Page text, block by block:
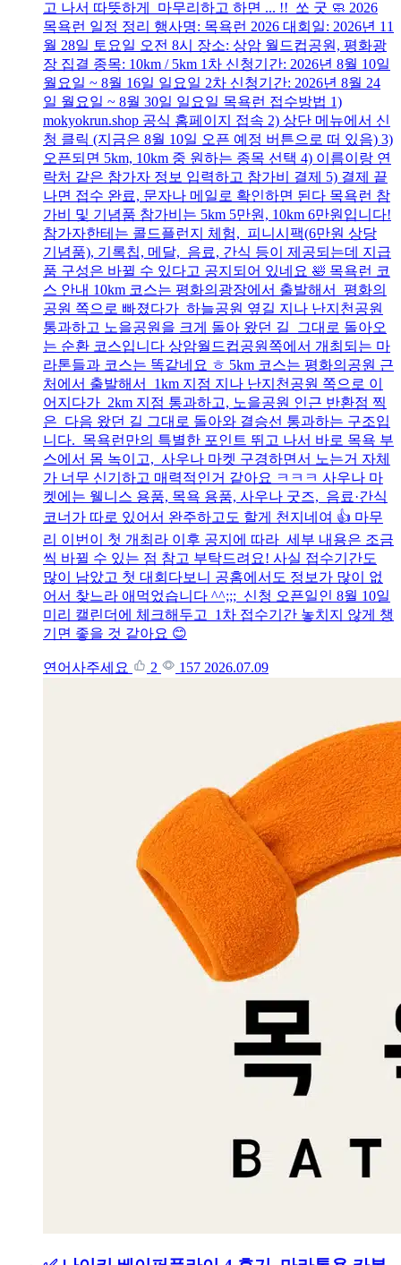
고 나서 따뜻하게 마무리하고 하면 ... !! 쏘 굿 🧼 2026
목욕런 일정 정리 행사명: 목욕런 2026 대회일: 2026년 11
월 28일 토요일 오전 8시 장소: 상암 월드컵공원, 평화광
장 집결 종목: 10km / 5km 1차 신청기간: 2026년 8월 10일
월요일 ~ 8월 16일 일요일 2차 신청기간: 2026년 8월 24
일 월요일 ~ 8월 30일 일요일 목욕런 접수방법 1)
mokyokrun.shop 공식 홈페이지 접속 2) 상단 메뉴에서 신
청 클릭 (지금은 8월 10일 오픈 예정 버튼으로 떠 있음) 3)
오픈되면 5km, 10km 중 원하는 종목 선택 4) 이름이랑 연
락처 같은 참가자 정보 입력하고 참가비 결제 5) 결제 끝
나면 접수 완료, 문자나 메일로 확인하면 된다 목욕런 참
가비 및 기념품 참가비는 5km 5만원, 10km 6만원입니다!
참가자한테는 콜드플런지 체험, 피니시팩(6만원 상당
기념품), 기록칩, 메달, 음료, 간식 등이 제공되는데 지급
품 구성은 바뀔 수 있다고 공지되어 있네요 🛀 목욕런 코
스 안내 10km 코스는 평화의광장에서 출발해서 평화의
공원 쪽으로 빠졌다가 하늘공원 옆길 지나 난지천공원
통과하고 노을공원을 크게 돌아 왔던 길 그대로 돌아오
는 순환 코스입니다 상암월드컵공원쪽에서 개최되는 마
라톤들과 코스는 똑같네요 ㅎ 5km 코스는 평화의공원 근
처에서 출발해서 1km 지점 지나 난지천공원 쪽으로 이
어지다가 2km 지점 통과하고, 노을공원 인근 반환점 찍
은 다음 왔던 길 그대로 돌아와 결승선 통과하는 구조입
니다. 목욕런만의 특별한 포인트 뛰고 나서 바로 목욕 부
스에서 몸 녹이고, 사우나 마켓 구경하면서 노는거 자체
가 너무 신기하고 매력적인거 같아요 ㅋㅋㅋ 사우나 마
켓에는 웰니스 용품, 목욕 용품, 사우나 굿즈, 음료·간식
코너가 따로 있어서 완주하고도 할게 천지네여 👍 마무
리 이번이 첫 개최라 이후 공지에 따라 세부 내용은 조금
씩 바뀔 수 있는 점 참고 부탁드려요! 사실 접수기간도
많이 남았고 첫 대회다보니 공홈에서도 정보가 많이 없
어서 찾느라 애먹었습니다 ^^;;; 신청 오픈일인 8월 10일
미리 캘린더에 체크해두고 1차 접수기간 놓치지 않게 챙
기면 좋을 것 같아요 😊
연어사주세요 2 157 2026.07.09